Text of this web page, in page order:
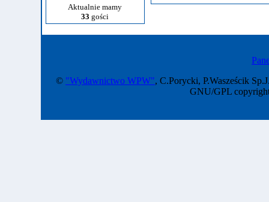
Aktualnie mamy
33 gości
© "Wydawnictwo WPW", C.Porycki, P.Wasześcik
GNU/GPL